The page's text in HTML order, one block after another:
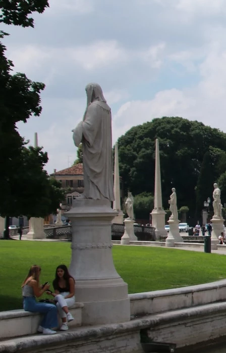
Agenzia matrimoniale Club di Più
Love Notebook
Il libro Donna di Cuori
Quanto costa Club di Più
Love Academy
Domande Frequenti
Impegno Sociale
Le nostre sedi
Facebook
YouTube
Instagram